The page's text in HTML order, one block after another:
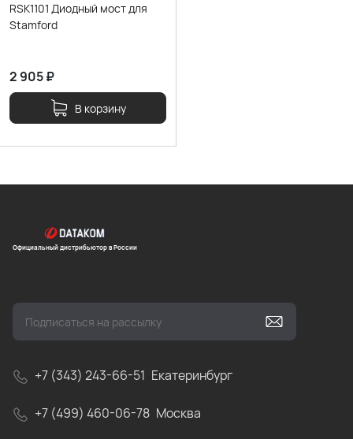
RSK1101 Диодный мост для
Stamford
2 905₽
В корзину
Официальный дистрибьютор в России
+7 (343) 243-66-51 Екатеринбург
+7 (499) 460-06-78 Москва